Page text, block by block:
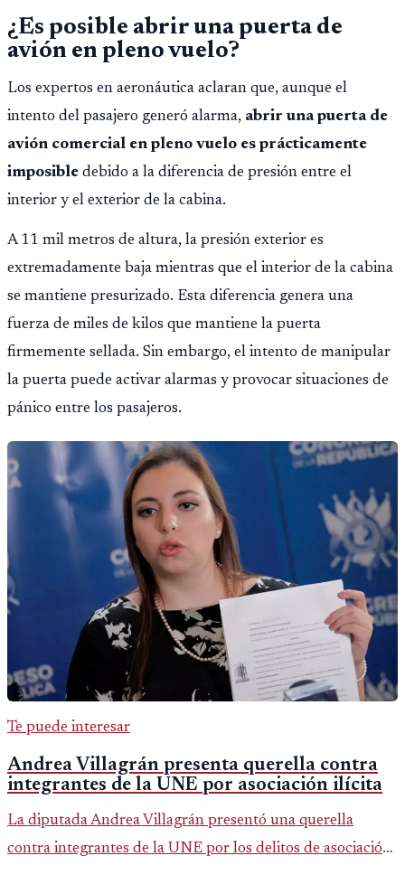
¿Es posible abrir una puerta de
avión en pleno vuelo?
Los expertos en aeronáutica aclaran que, aunque el
intento del pasajero generó alarma, abrir una puerta de
avión comercial en pleno vuelo es prácticamente
imposible debido a la diferencia de presión entre el
interior y el exterior de la cabina.
A 11 mil metros de altura, la presión exterior es
extremadamente baja mientras que el interior de la cabina
se mantiene presurizado. Esta diferencia genera una
fuerza de miles de kilos que mantiene la puerta
firmemente sellada. Sin embargo, el intento de manipular
la puerta puede activar alarmas y provocar situaciones de
pánico entre los pasajeros.
Te puede interesar
Andrea Villagrán presenta querella contra
integrantes de la UNE por asociación ilícita
La diputada Andrea Villagrán presentó una querella
contra integrantes de la UNE por los delitos de asociación